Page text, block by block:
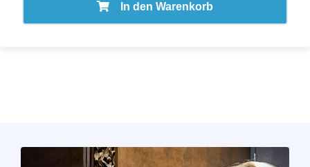
In den Warenkorb